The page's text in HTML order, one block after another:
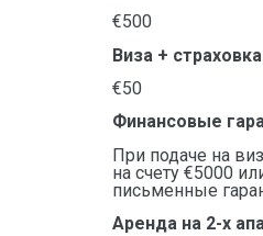
€500
Виза + страховка
€50
Финансовые
При подаче на
на счету €5000
письменные
Аренда на 2-х